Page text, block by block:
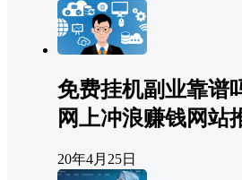
免费挂机副业靠谱
网上冲浪赚钱网站
20年4月25日